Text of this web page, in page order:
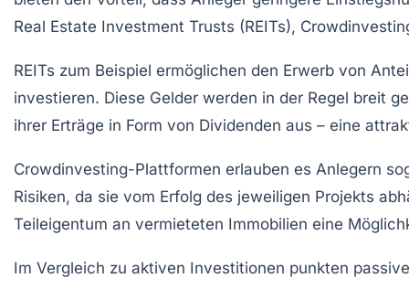
Real Estate Investment Trusts (REITs),
REITs zum Beispiel ermöglichen den Erwerb von
investieren. Diese Gelder werden in der Regel breit
ihrer Erträge in Form von Dividenden aus – eine
Crowdinvesting-Plattformen erlauben es Anlegern
Risiken, da sie vom Erfolg des jeweiligen Projekts
Teileigentum an vermieteten Immobilien eine
Im Vergleich zu aktiven Investitionen punkten